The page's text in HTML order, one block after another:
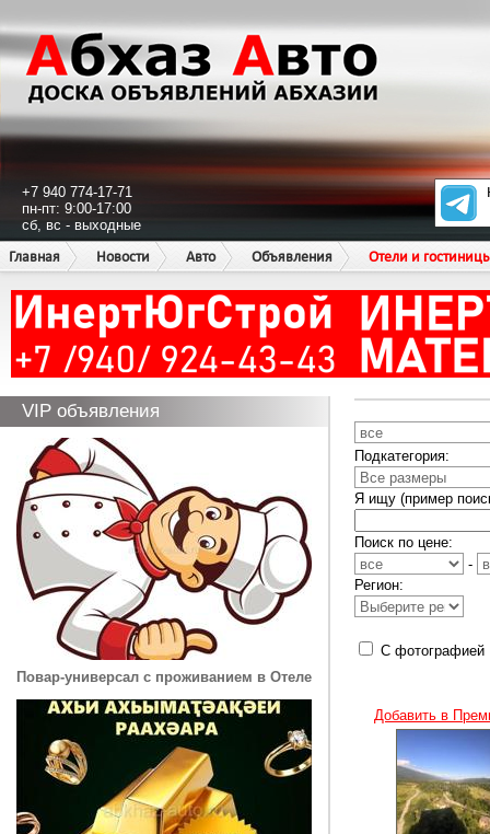
+7 940 774-17-71
пн-пт: 9:00-17:00
сб, вс - выходные
Главная
Новости Авто Объявления Отели и
VIP объявления
Повар-универсал с проживанием в Отеле
Подкатегория:
Я ищу (пример
Поиск по цене:
-
Регион:
С фотографией
Добавить в